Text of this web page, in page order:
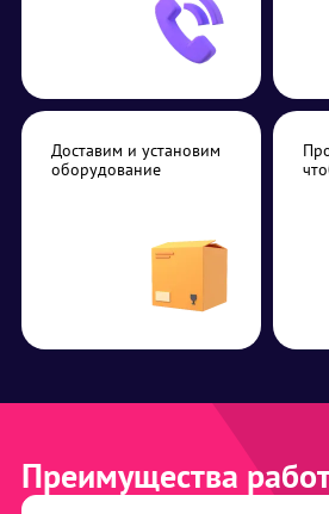
Доставим и установим
оборудование
Преимущества